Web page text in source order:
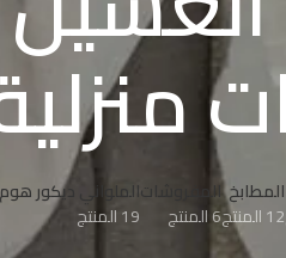
المطابخ
12 المنتج
المفروشات
6 المنتج
الملواني ديكور هوم
19 المنتج